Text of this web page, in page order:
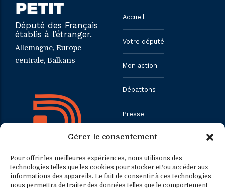
Gérer le consentement
Pour offrir les meilleures expériences, nous utilisons des
technologies telles que les cookies pour stocker et/ou accéder aux
informations des appareils. Le fait de consentir à ces technologies
nous permettra de traiter des données telles que le comportement
Député des Français
établis à l’étranger.
Allemagne, Europe
centrale, Balkans
Accueil
Votre député
Mon action
Débattons
Presse
Contact
Contact Contact presse